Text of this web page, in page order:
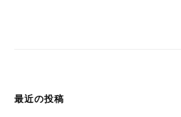
ン
最近の投稿